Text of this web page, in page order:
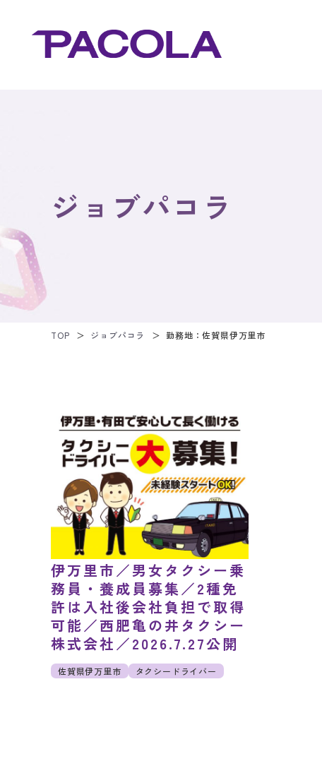
ジョブパコラ
TOP ジョブパコラ 勤務地：佐賀県伊万里市
伊万里市／男女タクシー乗
務員・養成員募集／2種免
許は入社後会社負担で取得
可能／西肥亀の井タクシー
株式会社／2026.7.27公開
佐賀県伊万里市 タクシードライバー